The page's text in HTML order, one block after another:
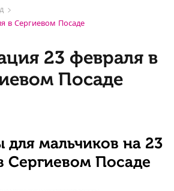
в Сергиевом Посаде
23 февраля в
Посаде
мальчиков на 23
Сергиевом Посаде